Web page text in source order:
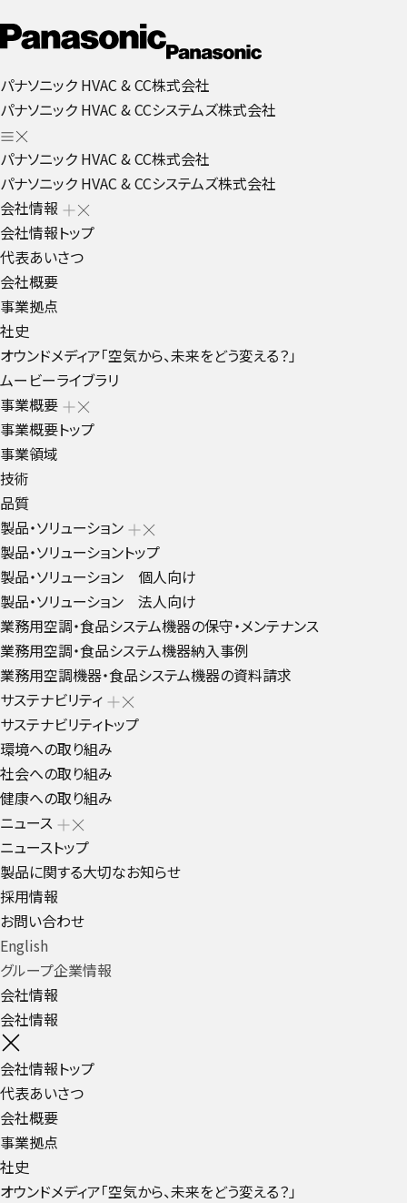
パナソニック HVAC & CC株式会社
パナソニック HVAC & CCシステムズ株式会社
パナソニック HVAC & CC株式会社
パナソニック HVAC & CCシステムズ株式会社
会社情報
会社情報トップ
代表あいさつ
会社概要
事業拠点
社史
オウンドメディア「空気から、未来をどう変える？」
ムービーライブラリ
事業概要
事業概要トップ
事業領域
技術
品質
製品・ソリューション
製品・ソリューショントップ
製品・ソリューション 個人向け
製品・ソリューション 法人向け
業務用空調・食品システム機器の保守・メンテナンス
業務用空調・食品システム機器納入事例
業務用空調機器・食品システム機器の資料請求
サステナビリティ
サステナビリティトップ
環境への取り組み
社会への取り組み
健康への取り組み
ニュース
ニューストップ
製品に関する大切なお知らせ
採用情報
お問い合わせ
English
グループ企業情報
会社情報
会社情報
会社情報トップ
代表あいさつ
会社概要
事業拠点
社史
オウンドメディア「空気から、未来をどう変える？」